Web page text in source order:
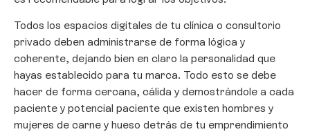
Todos los espacios digitales de tu clínica o consultorio
privado deben administrarse de forma lógica y
coherente, dejando bien en claro la personalidad que
hayas establecido para tu marca. Todo esto se debe
hacer de forma cercana, cálida y demostrándole a cada
paciente y potencial paciente que existen hombres y
mujeres de carne y hueso detrás de tu emprendimiento